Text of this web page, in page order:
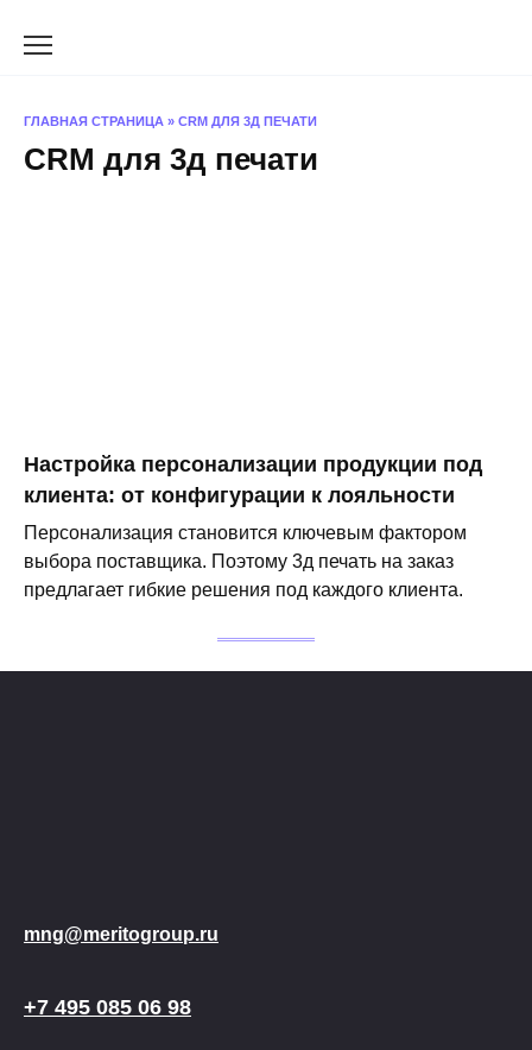
ГЛАВНАЯ СТРАНИЦА » CRM ДЛЯ 3Д ПЕЧАТИ
CRM для 3д печати
Настройка персонализации продукции под
клиента: от конфигурации к лояльности
Персонализация становится ключевым фактором
выбора поставщика. Поэтому 3д печать на заказ
предлагает гибкие решения под каждого клиента.
mng@meritogroup.ru
+7 495 085 06 98